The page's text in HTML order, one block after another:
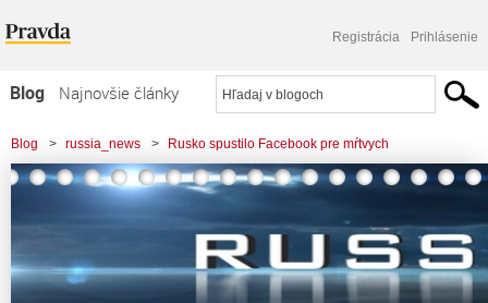
Registrácia Prihlásenie
Blog
Najnovšie články
Najčítanejšie články
Najkomentovanejšie články
Zoznam blogov
Komerčné blogy
Blog > russia_news > Rusko spustilo Facebook pre mŕtvych